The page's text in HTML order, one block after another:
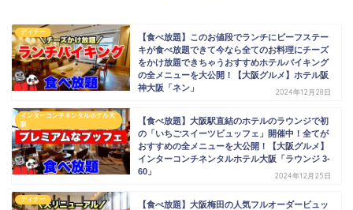
ディナー
【食べ放題】このお値段でランチにビーフステー
キが食べ放題できて今なら全てのお料理にチーズ
をかけ放題できちゃうおすすめホテルバイキング
の全メニューを大公開！【大阪グルメ】ホテル阪
神大阪「ネン」
2024年12月28日
インターコンチネンタルホテル大
阪
【食べ放題】大阪駅直結のホテルのラウンジで初
の「いちごスイーツビュッフェ」開催中！全てが
おすすめの全メニューを大公開！【大阪グルメ】
インターコンチネンタルホテル大阪「ラウンジ 3-
60」
2024年12月25日
ディナー
【食べ放題】大阪梅田の人気フルオーダービュッ